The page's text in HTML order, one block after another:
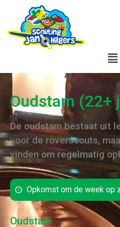
Oudstam (22+
De oudstam bestaat uit
voor de roverscouts,
vinden om regelmatig
Opkomst om de week op
Oudstam